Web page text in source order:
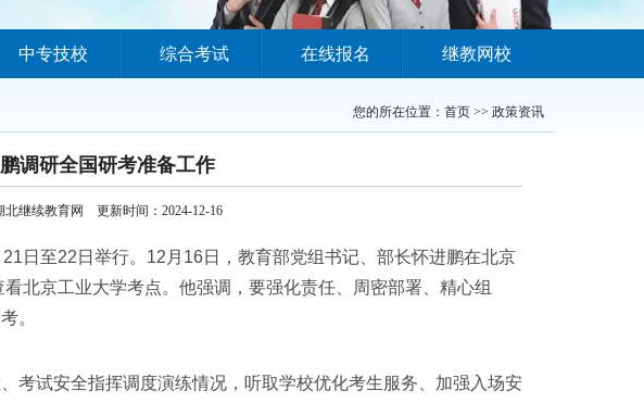
中专技校 综合考试 在线报名 继教网校
您的所在位置： 首页 >> 政策资讯
调研全国研考准备工作
北继续教育网 更新时间：2024-12-16
至22日举行。12月16日，教育部党组书记、部长怀进鹏在北京
北京工业大学考点。他强调，要强化责任、周密部署、精心组
。
试安全指挥调度演练情况，听取学校优化考生服务、加强入场安